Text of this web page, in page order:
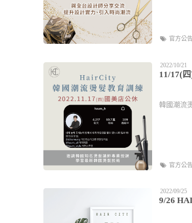
官方公
2022/10/21
11/17(
韓國潮流
官方公
2022/09/25
9/26